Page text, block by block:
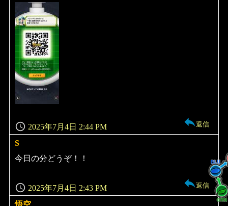
2025年7月4日 2:44 PM 返信
S
よ
り:
2025年7月4日 2:43 PM
今日の分どうぞ！！
返信
悟空
よ